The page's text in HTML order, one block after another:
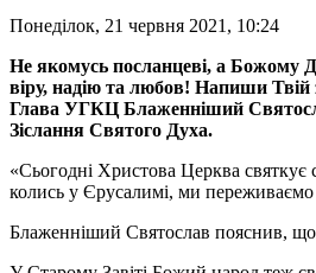
Понеділок, 21 червня 2021, 10:24
Не якомусь посланцеві, а Божому
віру, надію та любов! Напиши Твій
Глава УГКЦ Блаженніший
Зіслання Святого Духа.
«Сьогодні Христова Церква
колись у Єрусалимі, ми
Блаженніший Святослав пояснив, що